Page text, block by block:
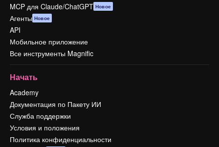
MCP для Claude/ChatGPT Новое
Агенты Новое
API
Мобильное приложение
Все инструменты Magnific
Начать
Academy
Документация по Пакету ИИ
Служба поддержки
Условия и положения
Политика конфиденциальности